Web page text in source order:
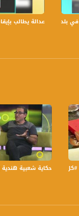
عدالة يطالب
حكاية شعبية هندية إصدار
- قناة